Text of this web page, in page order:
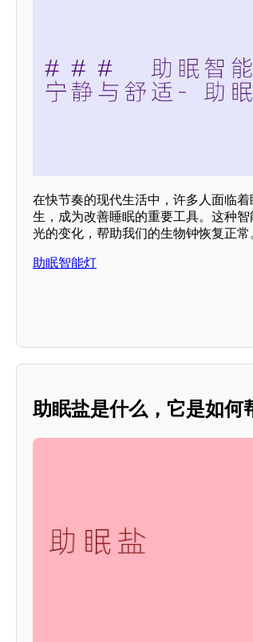
在快节奏的现代生活中，许多人面临
生，成为改善睡眠的重要工具。这种
光的变化，帮助我们的生物钟恢复正常
助眠智能灯
助眠盐是什么，它是如何